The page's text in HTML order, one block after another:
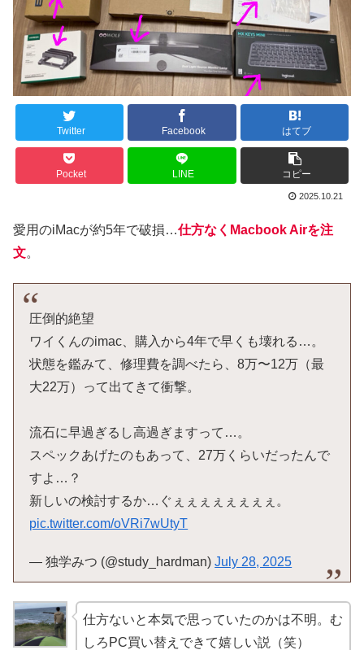
Twitter Facebook はてブ
Pocket LINE コピー
2025.10.21
愛用のiMacが約5年で破損…仕方なくMacbook Airを注
文。
圧倒的絶望
ワイくんのimac、購入から4年で早くも壊れる…。
状態を鑑みて、修理費を調べたら、8万〜12万（最
大22万）って出てきて衝撃。
流石に早過ぎるし高過ぎますって…。
スペックあげたのもあって、27万くらいだったんで
すよ…？
新しいの検討するか…ぐぇぇぇぇぇぇぇぇ。
pic.twitter.com/oVRi7wUtyT
— 独学みつ (@study_hardman)July 28, 2025
仕方ないと本気で思っていたのかは不明。む
しろPC買い替えできて嬉しい説（笑）